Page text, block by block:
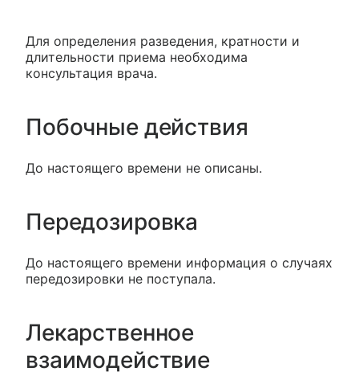
Для определения разведения, кратности и
длительности приема необходима
консультация врача.
Побочные действия
До настоящего времени не описаны.
Передозировка
До настоящего времени информация о случаях
передозировки не поступала.
Лекарственное
взаимодействие